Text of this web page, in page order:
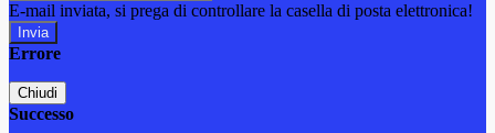
E-mail inviata, si prega di controllare la casella di posta elettronica!
Errore
Chiudi
Successo